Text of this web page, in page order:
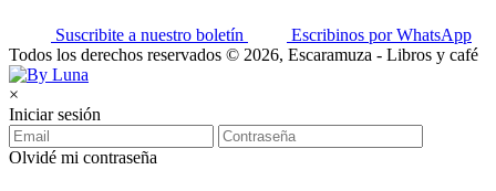
Suscribite a nuestro boletín
Escribinos por WhatsApp
Todos los derechos reservados © 2026, Escaramuza - Libros y café
×
Iniciar sesión
Olvidé mi contraseña